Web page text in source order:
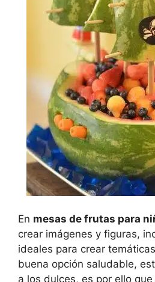
En mesas de frutas para
crear imágenes y figuras,
ideales para crear
buena opción saludable,
a los dulces, es por ello